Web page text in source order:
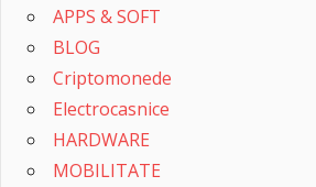
APPS & SOFT
BLOG
Criptomonede
Electrocasnice
HARDWARE
MOBILITATE